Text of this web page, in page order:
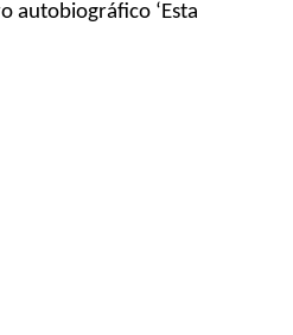
autobiográfico ‘Esta